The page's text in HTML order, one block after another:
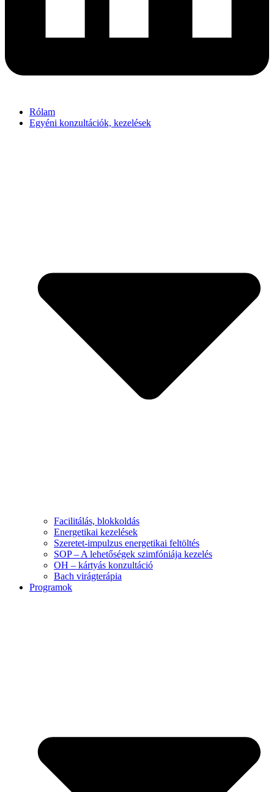
Rólam
Egyéni konzultációk, kezelések
Facilitálás, blokkoldás
Energetikai kezelések
Szeretet-impulzus energetikai feltöltés
SOP – A lehetőségek szimfóniája kezelés
OH – kártyás konzultáció
Bach virágterápia
Programok